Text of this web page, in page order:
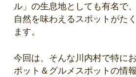
ル」の生息地としても有名で
自然を味わえるスポットがた
ます。
今回は、そんな川内村で特に
ポット＆グルメスポットの情